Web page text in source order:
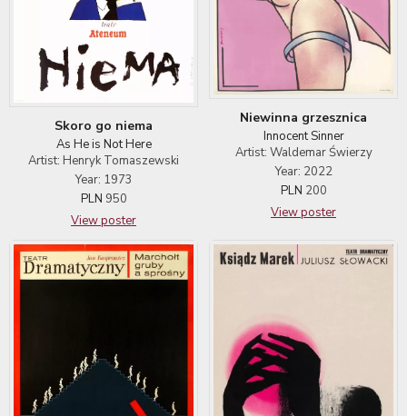
Skoro go niema
As He is Not Here
Artist: Henryk Tomaszewski
Year: 1973
PLN 950
View poster
Niewinna grzesznica
Innocent Sinner
Artist: Waldemar Świerzy
Year: 2022
PLN 200
View poster